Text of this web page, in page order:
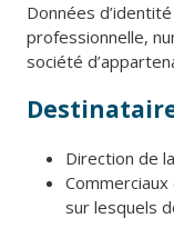
Données
professionnelle,
société
Direction de
sur lesquels